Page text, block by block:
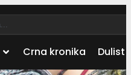
Crna kronika Dulist